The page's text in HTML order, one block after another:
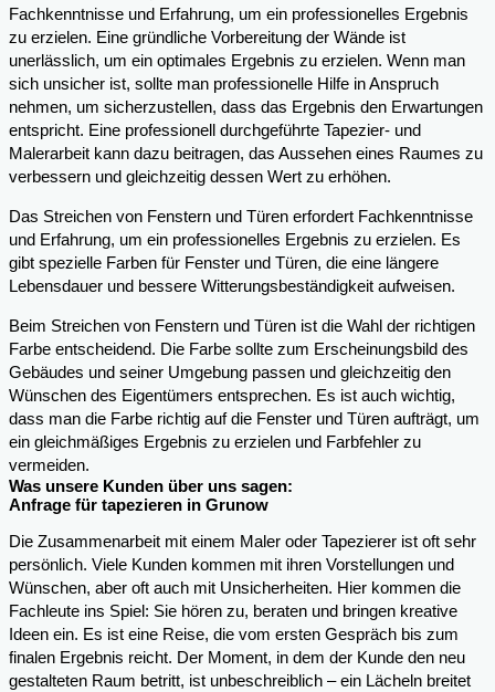
Fachkenntnisse und Erfahrung, um ein professionelles Ergebnis
zu erzielen. Eine gründliche Vorbereitung der Wände ist
unerlässlich, um ein optimales Ergebnis zu erzielen. Wenn man
sich unsicher ist, sollte man professionelle Hilfe in Anspruch
nehmen, um sicherzustellen, dass das Ergebnis den Erwartungen
entspricht. Eine professionell durchgeführte Tapezier- und
Malerarbeit kann dazu beitragen, das Aussehen eines Raumes zu
verbessern und gleichzeitig dessen Wert zu erhöhen.
Das Streichen von Fenstern und Türen erfordert Fachkenntnisse
und Erfahrung, um ein professionelles Ergebnis zu erzielen. Es
gibt spezielle Farben für Fenster und Türen, die eine längere
Lebensdauer und bessere Witterungsbeständigkeit aufweisen.
Beim Streichen von Fenstern und Türen ist die Wahl der richtigen
Farbe entscheidend. Die Farbe sollte zum Erscheinungsbild des
Gebäudes und seiner Umgebung passen und gleichzeitig den
Wünschen des Eigentümers entsprechen. Es ist auch wichtig,
dass man die Farbe richtig auf die Fenster und Türen aufträgt, um
ein gleichmäßiges Ergebnis zu erzielen und Farbfehler zu
vermeiden.
Was unsere Kunden über uns sagen:
Anfrage für tapezieren in Grunow
Die Zusammenarbeit mit einem Maler oder Tapezierer ist oft sehr
persönlich. Viele Kunden kommen mit ihren Vorstellungen und
Wünschen, aber oft auch mit Unsicherheiten. Hier kommen die
Fachleute ins Spiel: Sie hören zu, beraten und bringen kreative
Ideen ein. Es ist eine Reise, die vom ersten Gespräch bis zum
finalen Ergebnis reicht. Der Moment, in dem der Kunde den neu
gestalteten Raum betritt, ist unbeschreiblich – ein Lächeln breitet